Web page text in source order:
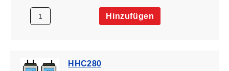
Hinzufügen
HHC280